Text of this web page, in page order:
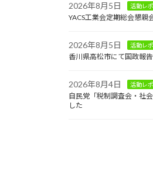
2026年8月5日 活動レ
YACS工業会定期総会懇親
2026年8月5日 活動レ
香川県高松市にて国政報
2026年8月4日 活動レ
自民党「税制調査会・社
した